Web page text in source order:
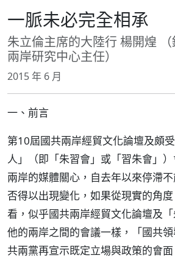
一脈未必完全相承
朱立倫主席的大陸行 楊開煌
兩岸研究中心主任）
2015 年 6 月
一、前言
第10屆國共兩岸經貿文化論壇及頗
人」（即「朱習會」或「習朱會」）
兩岸的媒體關心，自去年以來停滯
否得以出現變化，如果從現實的角
看，似乎國共兩岸經貿文化論壇及
他的兩岸之間的會議一樣，「國共
共兩黨再宣示既定立場與政策的會